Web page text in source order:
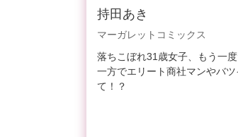
持田あき
マーガレットコミックス
落ちこぼれ31歳女子、もう一
一方でエリート商社マンやバ
て！？